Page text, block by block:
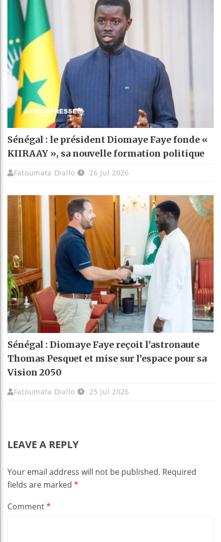
Sénégal : le président Diomaye Faye fonde «
KIIRAAY », sa nouvelle formation politique
Fatoumata Diallo 26 Jul 2026
Sénégal : Diomaye Faye reçoit l’astronaute
Thomas Pesquet et mise sur l’espace pour sa
Vision 2050
Fatoumata Diallo 25 Jul 2026
LEAVE A REPLY
Your email address will not be published. Required
fields are marked *
Comment*